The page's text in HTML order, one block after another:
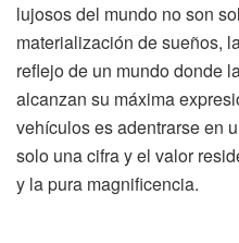
lujosos del mundo no son
materialización de sueños,
reflejo de un mundo donde
alcanzan su máxima
vehículos es adentrarse en
solo una cifra y el valor
y la pura magnificencia.